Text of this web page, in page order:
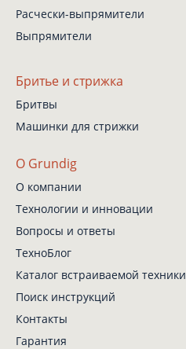
Расчески-выпрямители
Выпрямители
Бритье и стрижка
Бритвы
Машинки для стрижки
О Grundig
О компании
Технологии и инновации
Вопросы и ответы
ТехноБлог
Каталог встраиваемой техники
Поиск инструкций
Контакты
Гарантия